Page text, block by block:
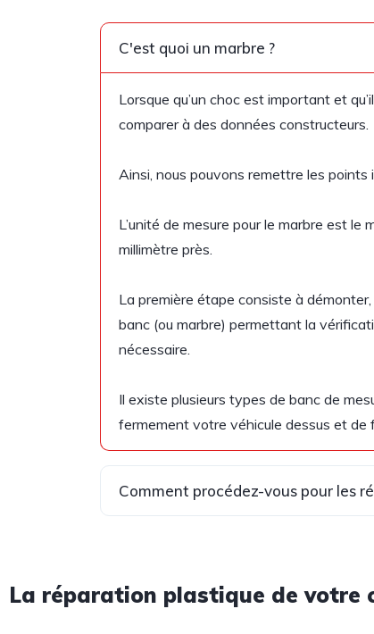
C'est quoi un marbre ?
Lorsque qu’un choc est important et
comparer à des données constructeurs.
Ainsi, nous pouvons remettre les
L’unité de mesure pour le marbre est
millimètre près.
La première étape consiste à
banc (ou marbre) permettant la
nécessaire.
Il existe plusieurs types de banc de
fermement votre véhicule dessus et de
Comment procédez-vous pour les
La réparation plastique de votre